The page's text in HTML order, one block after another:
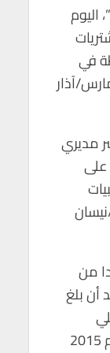
بلغ 51.8 نقطة في
في مارس/آذار
مديري
من
أن بلغ
الإجمالي للاقتصاد الصيني بنهاية عام 2015